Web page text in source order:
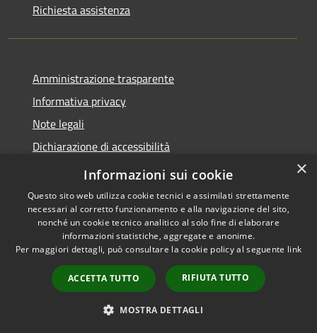
Richiesta assistenza
Amministrazione trasparente
Informativa privacy
Note legali
Dichiarazione di accessibilità
Obiettivi di accessibilità
Accessibilità
Copyright © 2026 • Comune di
Castel Mella • Powered by
Municipium•
Accesso
redazione
×
Informazioni sui cookie
Questo sito web utilizza cookie tecnici e assimilati strettamente
necessari al corretto funzionamento e alla navigazione del sito,
nonché un cookie tecnico analitico al solo fine di elaborare
informazioni statistiche, aggregate e anonime.
Per maggiori dettagli, può consultare la cookie policy al seguente link
ACCETTA TUTTO RIFIUTA TUTTO
MOSTRA DETTAGLI